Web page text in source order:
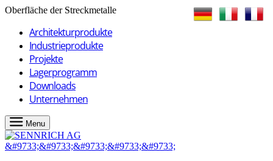
Oberfläche der Streckmetalle
Architekturprodukte
Industrieprodukte
Projekte
Lagerprogramm
Downloads
Unternehmen
Menu